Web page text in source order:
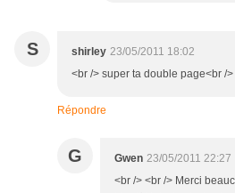
S shirley 23/05/2011 18:02
<br /> super ta double page<br />
Répondre
G Gwen 23/05/2011 22:27
<br /> <br /> Merci